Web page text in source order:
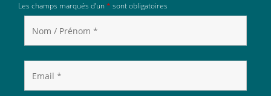
Les champs marqués d’un * sont obligatoires